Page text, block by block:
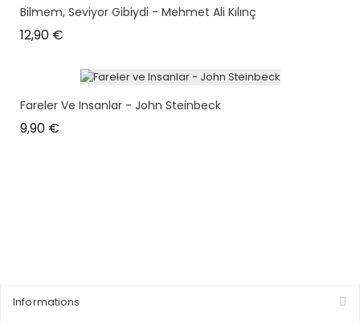
Bilmem, Seviyor Gibiydi - Mehmet Ali Kılınç
12,90 €
Fareler Ve Insanlar - John Steinbeck
9,90 €
Informations